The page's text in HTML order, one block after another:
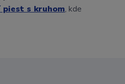
piest s kruhom, kde